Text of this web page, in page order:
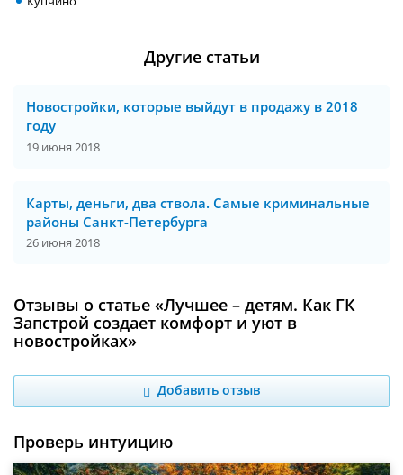
Другие статьи
Новостройки, которые выйдут в продажу в 2018
году
19 июня 2018
Карты, деньги, два ствола. Самые криминальные
районы Санкт-Петербурга
26 июня 2018
Отзывы о статье «Лучшее – детям. Как ГК
Запстрой создает комфорт и уют в
новостройках»
Добавить отзыв
Проверь интуицию